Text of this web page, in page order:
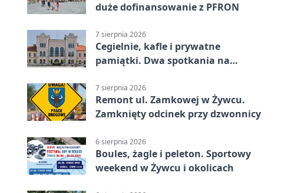
duże dofinansowanie z PFRON
7 sierpnia 2026
Cegielnie, kafle i prywatne
pamiątki. Dwa spotkania na
7 sierpnia 2026
Remont ul. Zamkowej w Żywcu.
Zamknięty odcinek przy dzwonnicy
6 sierpnia 2026
Boules, żagle i peleton. Sportowy
weekend w Żywcu i okolicach